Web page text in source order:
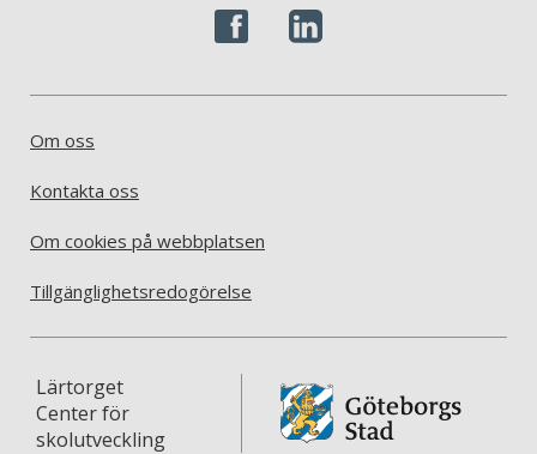
Om oss
Kontakta oss
Om cookies på webbplatsen
Tillgänglighetsredogörelse
Lärtorget
Center för
skolutveckling